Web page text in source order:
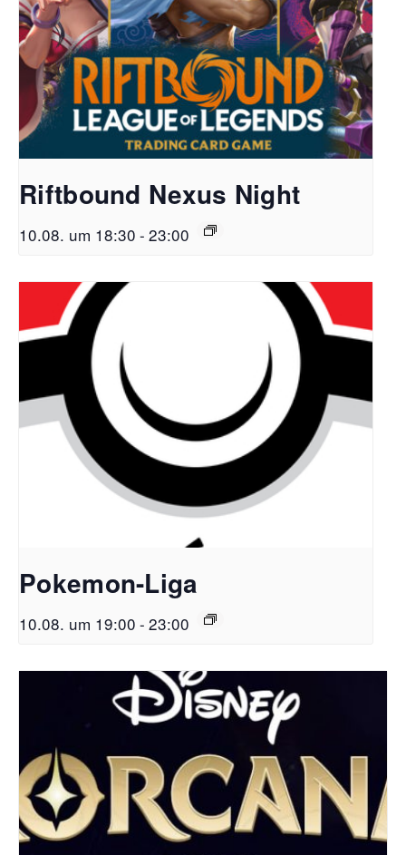
Riftbound Nexus Night
10.08. um 18:30 - 23:00
Pokemon-Liga
10.08. um 19:00 - 23:00